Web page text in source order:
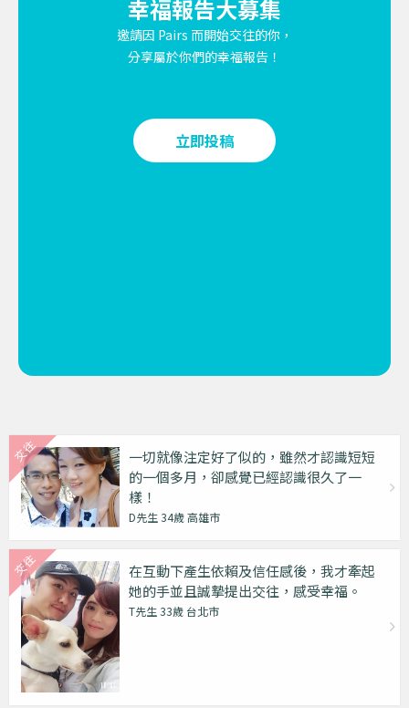
幸福報告大募集
邀請因 Pairs 而開始交往的你，
分享屬於你們的幸福報告！
立即投稿
一切就像注定好了似的，雖然才認識短短
的一個多月，卻感覺已經認識很久了一
樣！
D先生 34歲 高雄市
在互動下產生依賴及信任感後，我才牽起
她的手並且誠摯提出交往，感受幸福。
T先生 33歲 台北市